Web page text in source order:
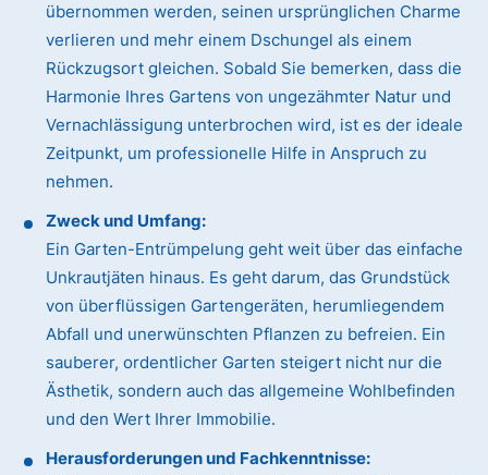
übernommen werden, seinen ursprünglichen Charme
verlieren und mehr einem Dschungel als einem
Rückzugsort gleichen. Sobald Sie bemerken, dass die
Harmonie Ihres Gartens von ungezähmter Natur und
Vernachlässigung unterbrochen wird, ist es der ideale
Zeitpunkt, um professionelle Hilfe in Anspruch zu
nehmen.
Zweck und Umfang:
Ein Garten-Entrümpelung geht weit über das einfache
Unkrautjäten hinaus. Es geht darum, das Grundstück
von überflüssigen Gartengeräten, herumliegendem
Abfall und unerwünschten Pflanzen zu befreien. Ein
sauberer, ordentlicher Garten steigert nicht nur die
Ästhetik, sondern auch das allgemeine Wohlbefinden
und den Wert Ihrer Immobilie.
Herausforderungen und Fachkenntnisse: